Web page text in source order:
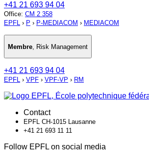
+41 21 693 94 04
Office: CM 2 358
EPFL › P › P-MEDIACOM › MEDIACOM
Membre Risk Management
+41 21 693 94 04
EPFL › VPF › VPF-VP › RM
Contact
EPFL CH-1015 Lausanne
+41 21 693 11 11
Follow EPFL on social media